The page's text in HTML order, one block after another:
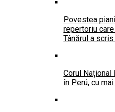
Povestea
repertoriu
Tânărul a
Corul Național
în Perú, cu